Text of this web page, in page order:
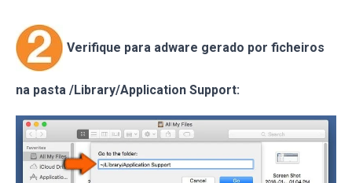
Verifique para adware gerado por ficheiros
na pasta /Library/Application Support: